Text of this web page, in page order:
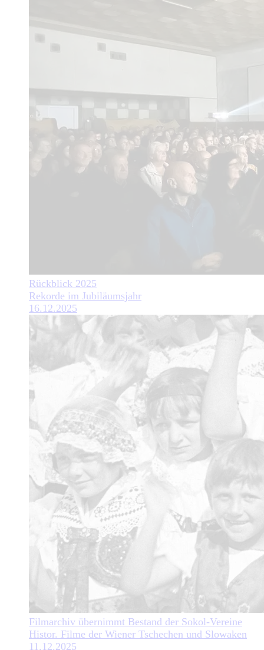
Rückblick 2025
Rekorde im Jubiläumsjahr
16.12.2025
Filmarchiv übernimmt Bestand der Sokol-Vereine
Histor. Filme der Wiener Tschechen und Slowaken
11.12.2025